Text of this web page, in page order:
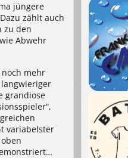
jüngere
zählt auch
zu den
Abwehr
mehr
grandiose
variabelster